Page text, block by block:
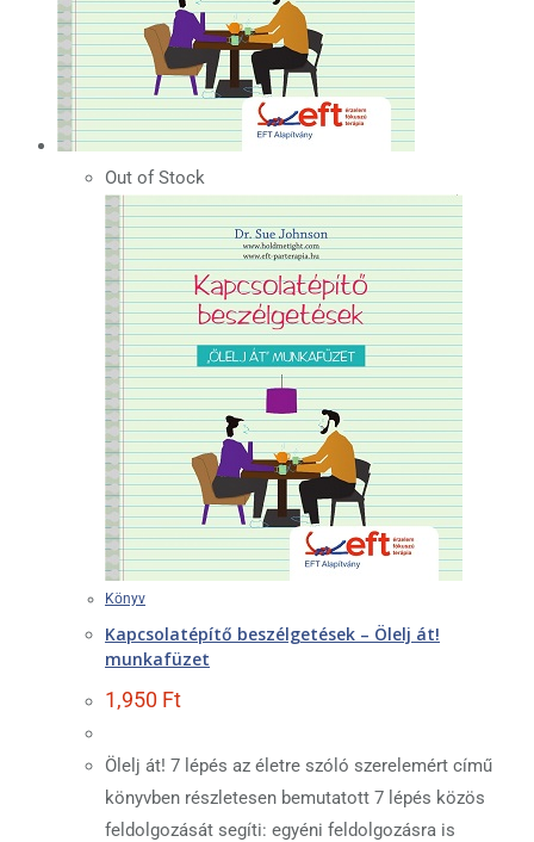
Out of Stock
Könyv
Kapcsolatépítő beszélgetések – Ölelj át!
munkafüzet
1,950 Ft
Ölelj át! 7 lépés az életre szóló szerelemért című
könyvben részletesen bemutatott 7 lépés közös
feldolgozását segíti: egyéni feldolgozásra is